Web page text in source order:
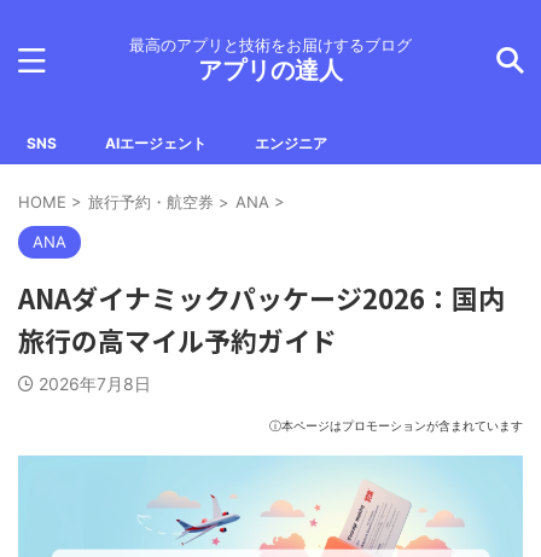
最高のアプリと技術をお届けするブログ
アプリの達人
SNS AIエージェント エンジニア
HOME > 旅行予約・航空券 > ANA >
ANA
ANAダイナミックパッケージ2026：国内
旅行の高マイル予約ガイド
2026年7月8日
ⓘ本ページはプロモーションが含まれています